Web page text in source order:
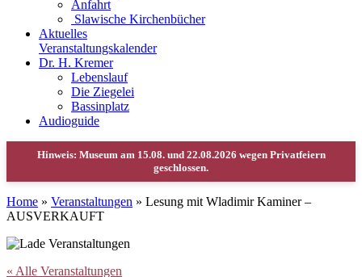
Anfahrt
Slawische Kirchenbücher
Aktuelles
Veranstaltungskalender
Dr. H. Kremer
Lebenslauf
Die Ziegelei
Bassinplatz
Audioguide
Home » Veranstaltungen » Lesung mit Wladimir Kaminer –
AUSVERKAUFT
« Alle Veranstaltungen